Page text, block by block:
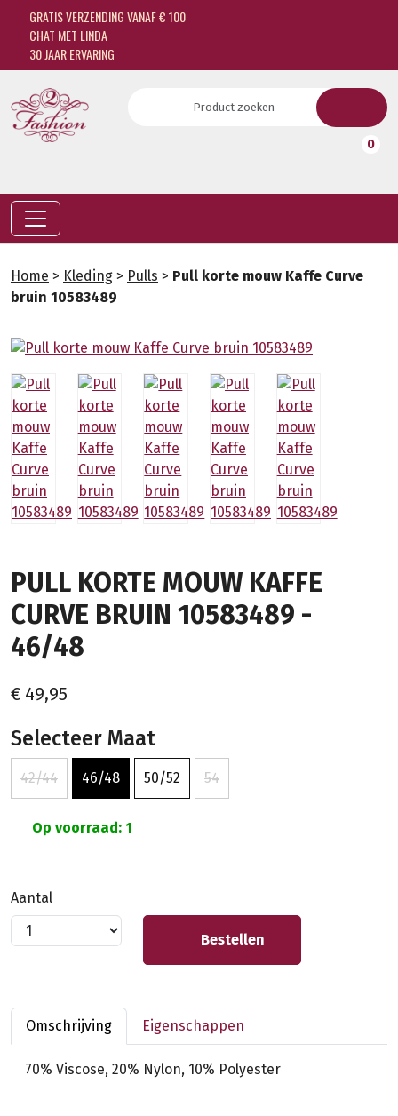
GRATIS VERZENDING VANAF € 100
CHAT MET LINDA
30 JAAR ERVARING
0
Home > Kleding > Pulls > Pull korte mouw Kaffe Curve
bruin 10583489
PULL KORTE MOUW KAFFE
CURVE BRUIN 10583489 -
46/48
€ 49,95
Selecteer Maat
42/44 46/48 50/52 54
Op voorraad: 1
Aantal
Bestellen
Omschrijving Eigenschappen
70% Viscose, 20% Nylon, 10% Polyester